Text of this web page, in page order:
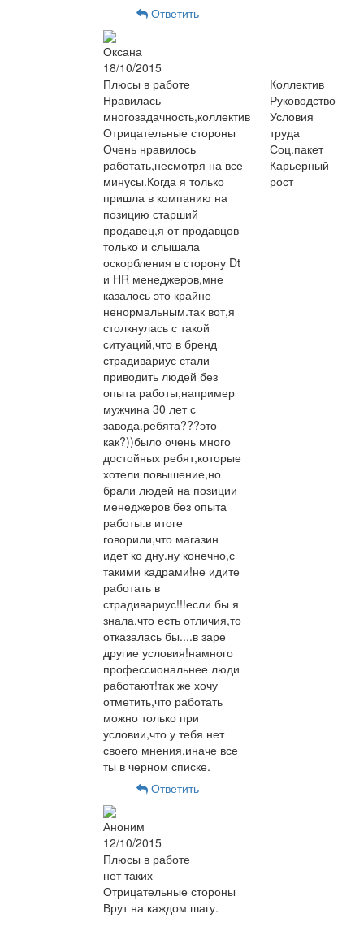
Ответить
Оксана
18/10/2015
Плюсы в работе
Нравилась
многозадачность,коллектив
Отрицательные стороны
Очень нравилось
работать,несмотря на все
минусы.Когда я только
пришла в компанию на
позицию старший
продавец,я от продавцов
только и слышала
оскорбления в сторону Dt
и HR менеджеров,мне
казалось это крайне
ненормальным.так вот,я
столкнулась с такой
ситуаций,что в бренд
страдивариус стали
приводить людей без
опыта работы,например
мужчина 30 лет с
завода.ребята???это
как?))было очень много
достойных ребят,которые
хотели повышение,но
брали людей на позиции
менеджеров без опыта
работы.в итоге
говорили,что магазин
идет ко дну.ну конечно,с
такими кадрами!не идите
работать в
страдивариус!!!если бы я
знала,что есть отличия,то
отказалась бы....в заре
другие условия!намного
профессиональнее люди
работают!так же хочу
отметить,что работать
можно только при
условии,что у тебя нет
своего мнения,иначе все
ты в черном списке.
Коллектив
Руководство
Условия
труда
Соц.пакет
Карьерный
рост
Ответить
Аноним
12/10/2015
Плюсы в работе
нет таких
Отрицательные стороны
Врут на каждом шагу.